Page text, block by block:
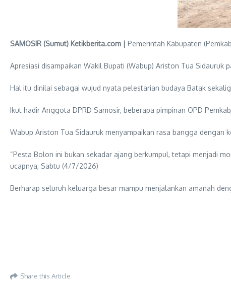
SAMOSIR (Sumut) Ketikberita.com | Pemerintah Kabupaten
Apresiasi disampaikan Wakil Bupati (Wabup) Ariston Tua Sidauruk
Hal itu dinilai sebagai wujud nyata pelestarian budaya Batak
Ikut hadir Anggota DPRD Samosir, beberapa pimpinan OPD
Wabup Ariston Tua Sidauruk menyampaikan rasa bangga
“Pesta Bolon ini bukan sekadar ajang berkumpul, tetapi menjadi
ucapnya, Sabtu (4/7/2026)
Berharap seluruh keluarga besar mampu menjalankan amanah
Share this Article